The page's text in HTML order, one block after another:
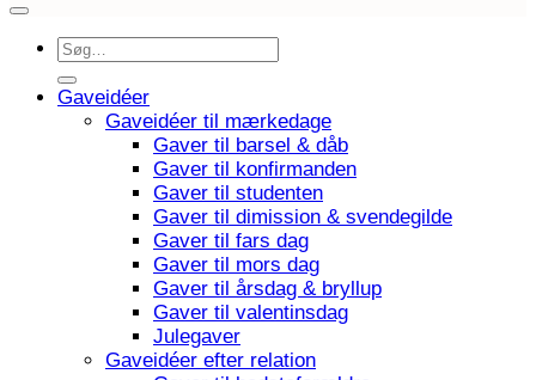
Søg
efter:
Gaveidéer
Gaveidéer til mærkedage
Gaver til barsel & dåb
Gaver til konfirmanden
Gaver til studenten
Gaver til dimission & svendegilde
Gaver til fars dag
Gaver til mors dag
Gaver til årsdag & bryllup
Gaver til valentinsdag
Julegaver
Gaveidéer efter relation